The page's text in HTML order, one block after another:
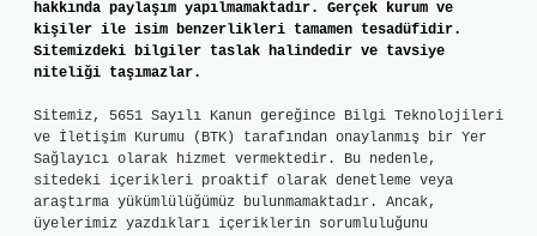
hakkında paylaşım yapılmamaktadır. Gerçek kurum ve
kişiler ile isim benzerlikleri tamamen tesadüfidir.
Sitemizdeki bilgiler taslak halindedir ve tavsiye
niteliği taşımazlar.
Sitemiz, 5651 Sayılı Kanun gereğince Bilgi Teknolojileri
ve İletişim Kurumu (BTK) tarafından onaylanmış bir Yer
Sağlayıcı olarak hizmet vermektedir. Bu nedenle,
sitedeki içerikleri proaktif olarak denetleme veya
araştırma yükümlülüğümüz bulunmamaktadır. Ancak,
üyelerimiz yazdıkları içeriklerin sorumluluğunu